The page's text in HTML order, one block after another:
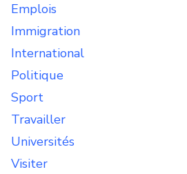
Emplois
Immigration
International
Politique
Sport
Travailler
Universités
Visiter